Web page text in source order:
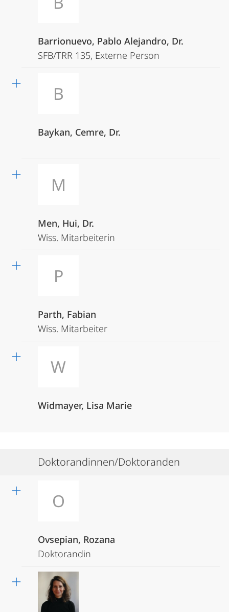
Barrionuevo, Pablo Alejandro, Dr.
SFB/TRR 135, Externe Person
B
Baykan, Cemre, Dr.
M
Men, Hui, Dr.
Wiss. Mitarbeiterin
P
Parth, Fabian
Wiss. Mitarbeiter
W
Widmayer, Lisa Marie
Doktorandinnen/Doktoranden
O
Ovsepian, Rozana
Doktorandin